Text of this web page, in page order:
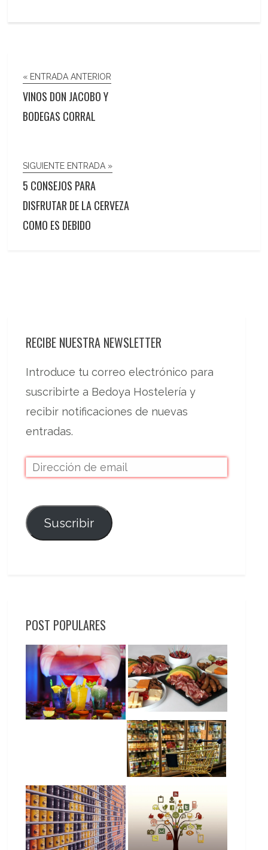
« ENTRADA ANTERIOR
VINOS DON JACOBO Y
BODEGAS CORRAL
SIGUIENTE ENTRADA »
5 CONSEJOS PARA
DISFRUTAR DE LA CERVEZA
COMO ES DEBIDO
RECIBE NUESTRA NEWSLETTER
Introduce tu correo electrónico para
suscribirte a Bedoya Hostelería y
recibir notificaciones de nuevas
entradas.
Suscribir
POST POPULARES